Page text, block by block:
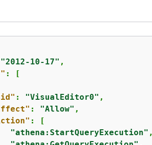
"2012-10-17" ,
: [
: "VisualEditor0" ,
: "Allow" ,
: [
"athena:StartQueryExecution" ,